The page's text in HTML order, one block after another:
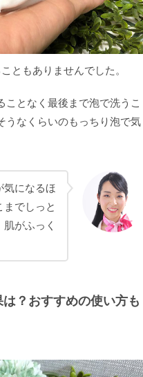
ともありませんでした。
ことなく最後まで泡で洗うこ
うなくらいのもっちり泡で気
気になるほ
までしっと
がふっく
？おすすめの使い方も